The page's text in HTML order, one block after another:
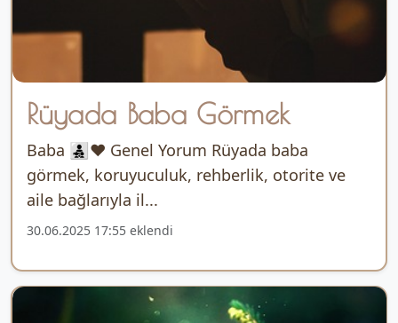
Rüyada Baba Görmek
Baba 👨‍👧‍👦❤️ Genel Yorum Rüyada baba
görmek, koruyuculuk, rehberlik, otorite ve
aile bağlarıyla il...
30.06.2025 17:55 eklendi